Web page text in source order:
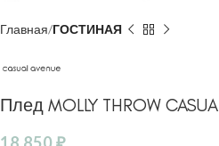
Главная ГОСТИНАЯ
Плед MOLLY THROW